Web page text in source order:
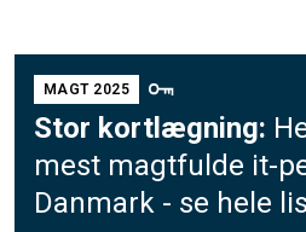
MAGT 2025
Stor kortlægning:
mest magtfulde it-
Danmark - se hele